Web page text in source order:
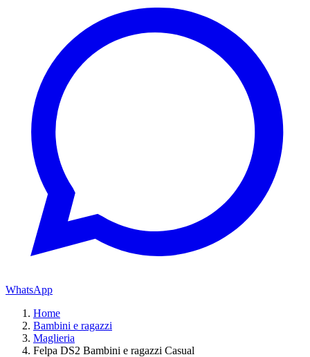
WhatsApp
Home
Bambini e ragazzi
Maglieria
Felpa DS2 Bambini e ragazzi Casual